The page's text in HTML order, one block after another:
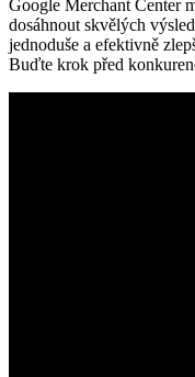
Google Merchant Center
dosáhnout skvělých
jednoduše a efektivně
Buďte krok před